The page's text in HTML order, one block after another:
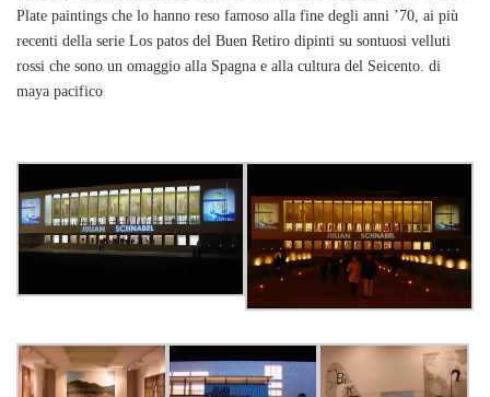
Plate paintings che lo hanno reso famoso alla fine degli anni ’70, ai più
recenti della serie Los patos del Buen Retiro dipinti su sontuosi velluti
rossi che sono un omaggio alla Spagna e alla cultura del Seicento. di
maya pacifico